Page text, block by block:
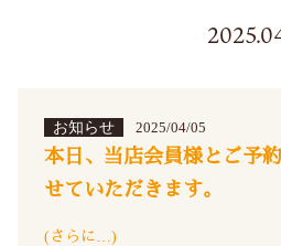
お知らせ 2025/04/05
本日、当店会員様とご予
せていただきます。
(さらに…)